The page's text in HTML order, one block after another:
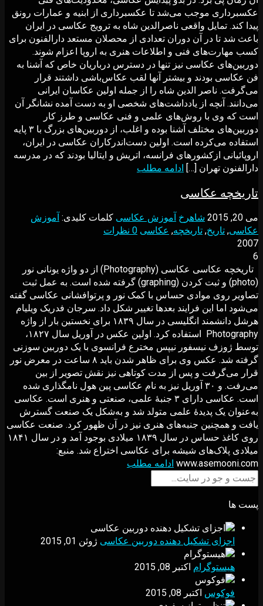
عکسبردارى موجب مى‌شد تا عکسبردارى از ابنیه و عمارات رونق
پیدا کند. تمایل واقعى ناصرالدین شاه به ترویج عکاسى در ایران
باعث شد تا در آن دوران تعدادى از محصلان مستعد دارالفنون براى
کسب مهارت‌هاى فنى و اطلاعات هنرى به اروپا اعزام شوند.
دوربین‌هاى عکاسى نیز تنها در دسترس درباریان خاص که آشنا به
فن عکاسى بودند و بیشتر آنها لقب عکاس‌باشى داشتند قرار
مى‌گرفت. ناصر الدین شاه را از جمله اولین عکاسان ایرانی
می‌دانند. آنچه از یادداشت‌های شخصی او به دست آمده نشانگر آن
است که وی با روش‌های علمی و فنی عکاسی و طرز کار
دوربین‌های مختلف آشنا بوده و اغلب، از دوربین‌های بزرگ با ۳ پایه
استفاده می‌کرده است. اولین دست‌اندرکاران عکاسی در ایران،
اروپائیانی ازکشورهای فرانسه، اتریش و ایتالیا بودند که در مدرسه
دارالفنون تهران […] ادامه مطلب
تاریخچه عکاسی
می 20, 2015 شاهرخ آموزش عکاسی کلمات کلیدی: آموزش
عکاسی, تاریخ, تاریخچه, عکاسی 0 نظرات
2007
6
تاریخچه عکاسی عکاسی (Photography) از دو واژه یونانی نور
(photo) و ثبت کردن (graphing) گرفته شده است. به عمل ثبت
تصاویر روی موادی حساس با کمک نور و پرتوافشانی عکاسی گفته
می‌شود اما این فرایند بعدها تغییر شکل داد. سرجان فدریک ویلیام
هرشل دانشمند انگلیسی در سال ۱۸۳۹ برای نخستین بار از واژه
Photography استفاده کرد. اولین عکس در آوریل سال ۱۸۲۷،
توسط ژوزف نیسفور نیپس مخترع فرانسوی با یک دوربین سوزنی
گرفته شد. عکس وی برای ظاهر شدن باید ۸ ساعت در معرض نور
قرار می‌گرفت و پس از مدت کوتاهی نیز نقش تصویر از بین
می‌رفت. و ۳۰ آوریل نیز به نام عکاسی پین هول نامگذاری شده
است. عکاسی دارای ۳ جنبهٔ علمی، صنعتی و هنری است. عکاسی
به‌عنوان یک پدیدهٔ علمی متولد شد و به‌شکل یک صنعت گسترش
یافت و همچنین جنبه‌های هنری نیز در آن ظهور کرد. صنعت عکاسی
روی کاغذ حساس در سال ۱۸۳۹ میلادی بوجود آمد و در سال ۱۸۴۱
میلادی پلاک‌های شیشه برای عکاسی اختراع شد. منبع:
www.asemooni.com ادامه مطلب
پست ها
اجزای تشکیل دهنده دوربین عکاسی ژوئن 01, 2015
هیستوگرام اکتبر 08, 2015
فوکوس اکتبر 08, 2015